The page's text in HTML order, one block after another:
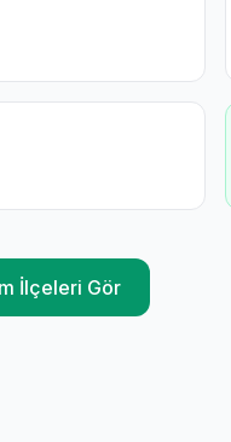
İlçeleri Gör